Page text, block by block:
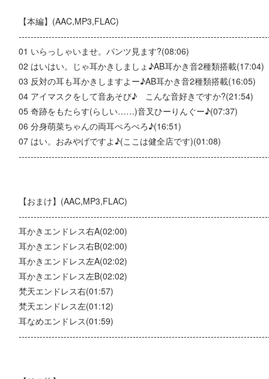
【本編】(AAC,MP3,FLAC)
01 いらっしゃいませ。パンツ見ます?(08:06)
02 はいはい。じゃ耳かきしましょ♪AB耳かき音2種類搭載(17:04)
03 反対の耳も耳かきしますよー♪AB耳かき音2種類搭載(16:05)
04 アイマスクをして音あそび♪ こんな音好きですか?(21:54)
05 奇跡をもたらす(らしい……)音叉ひーりんぐー♪(07:37)
06 分身萌菜ちゃんの両耳ぺろぺろ♪(16:51)
07 はい。おみやげですよ♪(ここは健全店です)(01:08)
【おまけ】(AAC,MP3,FLAC)
耳かきエンドレス右A(02:00)
耳かきエンドレス右B(02:00)
耳かきエンドレス左A(02:02)
耳かきエンドレス左B(02:02)
梵天エンドレス右(01:57)
梵天エンドレス左(01:12)
耳なめエンドレス(01:59)